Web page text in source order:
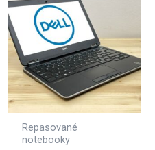
Repasované
notebooky